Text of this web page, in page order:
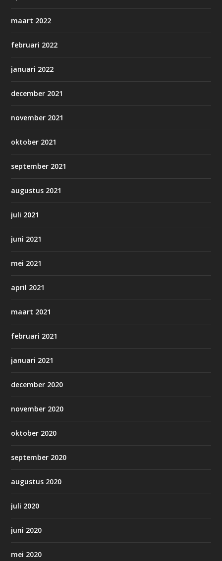
maart 2022
februari 2022
januari 2022
december 2021
november 2021
oktober 2021
september 2021
augustus 2021
juli 2021
juni 2021
mei 2021
april 2021
maart 2021
februari 2021
januari 2021
december 2020
november 2020
oktober 2020
september 2020
augustus 2020
juli 2020
juni 2020
mei 2020